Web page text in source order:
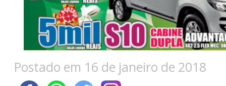
Postado em 16 de janeiro de 2018